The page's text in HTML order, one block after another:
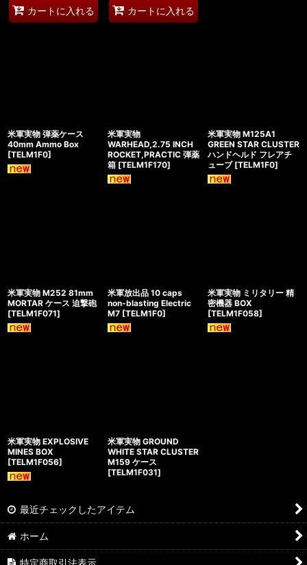
カートに入れる カートに入れる
米軍実物 弾薬ケース
40mm Ammo Box
[TELM1F0]
米軍実物
WARHEAD,2.75 INCH
ROCKET,PRACTIC 弾薬
箱 [TELM1F170]
米軍実物 M125A1
GREEN STAR CLUSTER
ハンドヘルド フレアチ
ューブ [TELM1F0]
米軍実物 M252 81mm
MORTAR ケース 迫撃砲
[TELM1F071]
米軍放出品 10 caps
non-blasting Electric
M7 [TELM1F0]
米軍実物 ミリタリー 精
密機器 BOX
[TELM1F058]
米軍実物 EXPLOSIVE
MINES BOX
[TELM1F056]
米軍実物 GROUND
WHITE STAR CLUSTER
M159 ケース
[TELM1F031]
最近チェックしたアイテム
ホーム
特定商取引法表示